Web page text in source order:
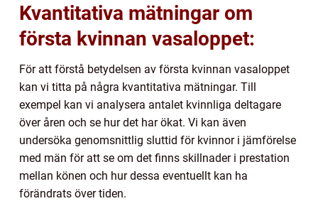
Kvantitativa mätningar om
första kvinnan vasaloppet:
För att förstå betydelsen av första kvinnan vasaloppet
kan vi titta på några kvantitativa mätningar. Till
exempel kan vi analysera antalet kvinnliga deltagare
över åren och se hur det har ökat. Vi kan även
undersöka genomsnittlig sluttid för kvinnor i jämförelse
med män för att se om det finns skillnader i prestation
mellan könen och hur dessa eventuellt kan ha
förändrats över tiden.